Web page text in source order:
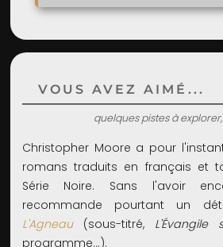
VOUS AVEZ AIMÉ...
quelques pistes à explorer,
Christopher Moore a pour
romans traduits en français et
Série Noire. Sans l'avoir
recommande pourtant un
L'Agneau(sous-titré, L'Évangile
programme...).